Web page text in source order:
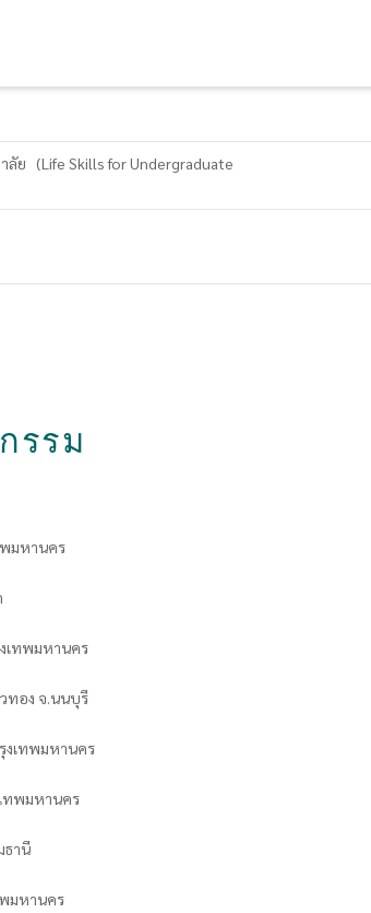
ย (Life Skills for Undergraduate
รรม
พมหานคร
งเทพมหานคร
ทอง จ.นนบุรี
งเทพมหานคร
ทพมหานคร
ธานี
มหานคร